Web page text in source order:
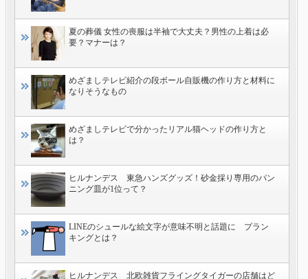
夏の葬儀 女性の喪服は半袖で大丈夫？男性の上着は必
要？マナーは？
めざましテレビ紹介の段ボール自販機の作り方と材料に
なりそうなもの
めざましテレビで分かったリアル猫ヘッドの作り方と
は？
ヒルナンデス 東急ハンズグッズ！砂金採り専用のパン
ニング皿が1位って？
LINEのシュールな絵文字が意味不明と話題に プラン
キングとは？
ヒルナンデス 北欧雑貨フライングタイガーの店舗はど